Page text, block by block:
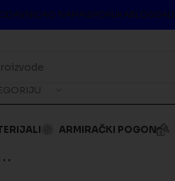
O NAMAISPORUKABLOG
ARMIRAČKI POGON
. .